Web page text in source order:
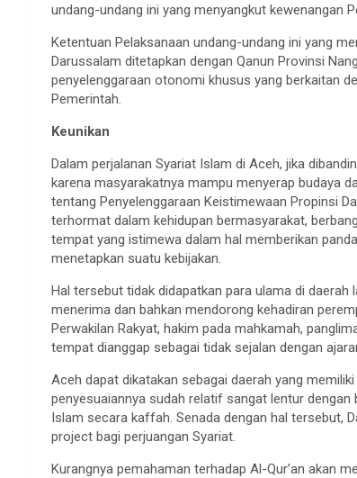
undang-undang ini yang menyangkut kewenangan
Ketentuan Pelaksanaan undang-undang ini yang
Darussalam ditetapkan dengan Qanun Provinsi
penyelenggaraan otonomi khusus yang berkaitan
Pemerintah.
Keunikan
Dalam perjalanan Syariat Islam di Aceh, jika
karena masyarakatnya mampu menyerap budaya
tentang Penyelenggaraan Keistimewaan Propinsi
terhormat dalam kehidupan bermasyarakat,
tempat yang istimewa dalam hal memberikan
menetapkan suatu kebijakan.
Hal tersebut tidak didapatkan para ulama di
menerima dan bahkan mendorong kehadiran
Perwakilan Rakyat, hakim pada mahkamah,
tempat dianggap sebagai tidak sejalan dengan
Aceh dapat dikatakan sebagai daerah yang
penyesuaiannya sudah relatif sangat lentur
Islam secara kaffah. Senada dengan hal tersebut,
project bagi perjuangan Syariat.
Kurangnya pemahaman terhadap Al-Qur’an akan